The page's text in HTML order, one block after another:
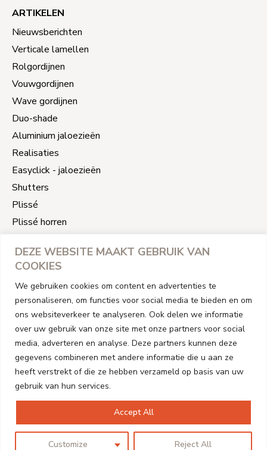
DEZE WEBSITE MAAKT GEBRUIK VAN
COOKIES
We gebruiken cookies om content en advertenties te
personaliseren, om functies voor social media te bieden en om
ons websiteverkeer te analyseren. Ook delen we informatie
over uw gebruik van onze site met onze partners voor social
media, adverteren en analyse. Deze partners kunnen deze
gegevens combineren met andere informatie die u aan ze
heeft verstrekt of die ze hebben verzameld op basis van uw
gebruik van hun services.
Customize Reject All
Accept All
ARTIKELEN
Nieuwsberichten
Verticale lamellen
Rolgordijnen
Vouwgordijnen
Wave gordijnen
Duo-shade
Aluminium jaloezieën
Realisaties
Easyclick - jaloezieën
Shutters
Plissé
Plissé horren
Jaloezieën reparatie
CONTACT INFORMATIE
Address
Rode Kruislaan 142b 3740 Bilzen - Hoeselt België
Telefoon
+32494683343
info@houtenshutters.be